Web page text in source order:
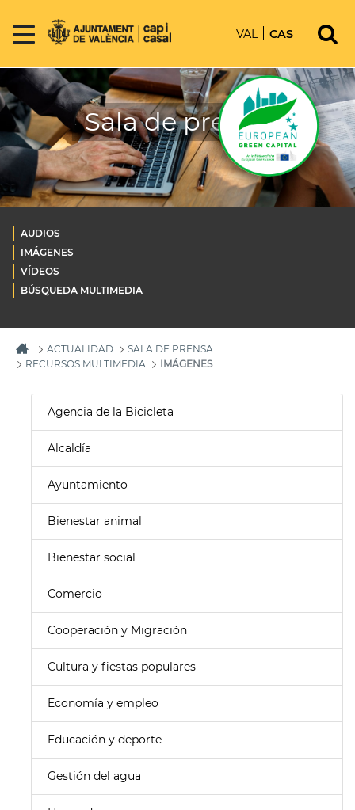
VAL CAS
Sala de prensa
AUDIOS
IMÁGENES
VÍDEOS
BÚSQUEDA MULTIMEDIA
ACTUALIDAD
SALA DE PRENSA
RECURSOS MULTIMEDIA
IMÁGENES
Agencia de la Bicicleta
Alcaldía
Ayuntamiento
Bienestar animal
Bienestar social
Comercio
Cooperación y Migración
Cultura y fiestas populares
Economía y empleo
Educación y deporte
Gestión del agua